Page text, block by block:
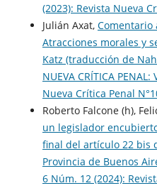
(2023): Revista Nueva
Julián Axat, Comentario
Atracciones morales y
Katz (traducción de
NUEVA CRÍTICA
Nueva Crí­tica Penal
Roberto Falcone (h),
un legislador
final del artículo 22 bis
Provincia de Buenos
6 Núm. 12 (2024):